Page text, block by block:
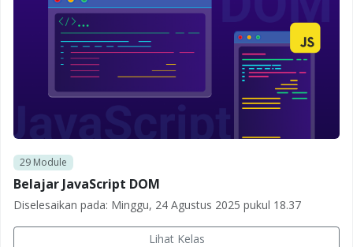
29Module
Belajar JavaScript DOM
Diselesaikan pada: Minggu, 24 Agustus 2025 pukul 18.37
Lihat Kelas